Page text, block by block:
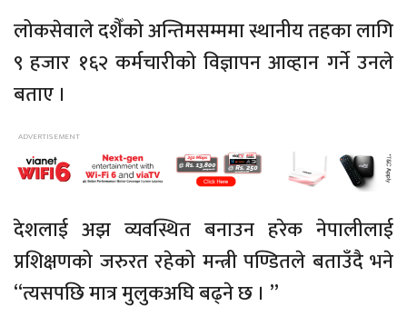
लोकसेवाले दशैँको अन्तिमसम्ममा स्थानीय तहका लागि
९ हजार १६२ कर्मचारीको विज्ञापन आव्हान गर्ने उनले
बताए ।
देशलाई अझ व्यवस्थित बनाउन हरेक नेपालीलाई
प्रशिक्षणको जरुरत रहेको मन्त्री पण्डितले बताउँदै भने
“त्यसपछि मात्र मुलुकअघि बढ्ने छ । ”